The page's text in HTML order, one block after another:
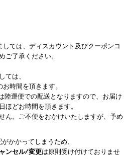
ては、ディスカウント及びクーポンコ
ご了承ください。
ては、
時間を頂きます。
運便での配送となりますので、お届け
ほどお時間を頂きます。
ん。ご不便をおかけいたしますが、予め
かかってしまうため、
ンセル/変更は原則受け付けておりませ